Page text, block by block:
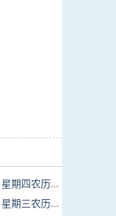
外贸简讯：2026年8月6日星期四农历六月廿四
外贸简讯：2026年8月5日星期三农历六月廿三